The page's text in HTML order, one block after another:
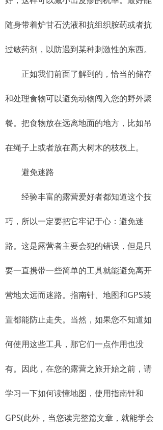
随身带着炉甘石洗液和抗组织胺药或者抗
过敏药剂，以防遇到某种刺激性的东西。
正如我们前面了解到的，恰当的储存
和处理食物可以避免动物闯入您的野外聚
餐。把食物放在远离地面的地方，比如吊
在绳子上或者放在高大树木的枝杈上。
避免迷路
经验丰富的露营爱好者都知道这个技
巧，所以一定要把它牢记于心：避免迷
路。这是露营者主要会犯的错误，但是只
要一直携带一些简单的工具就能避免离开
营地太远而迷路。指南针、地图和GPS装
置都能防止走失。当然，如果您不知道如
何使用这些工具，那它们一点作用也没
有。因此，在您的露营之旅开始之前，请
学习一下如何读懂地图，使用指南针和
GPS(此外，当您读完整篇文章，就能学会